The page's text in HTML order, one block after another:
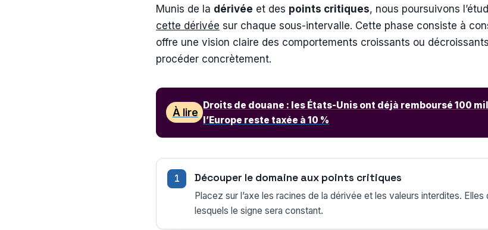
Munis de la dérivée et des points critiques, nous poursuivons
cette dérivée sur chaque sous-intervalle. Cette phase consiste à
offre une vision claire des comportements croissants ou
procéder concrètement.
À lire
Droits de douane : les États-Unis ont déjà remboursé 100
l’Europe reste taxée à 10 %
Découper le domaine aux points critiques
Placez sur l’axe les racines de la dérivée et les valeurs interdites.
lesquels le signe sera constant.